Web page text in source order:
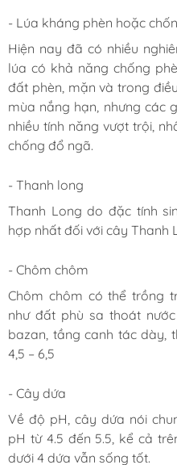
- Lúa kháng phèn hoặc
Hiện nay đã có nhiều
lúa có khả năng chống
đất phèn, mặn và trong
mùa nắng hạn, nhưng các
nhiều tính năng vượt trội,
chống đổ ngã.
- Thanh long
Thanh Long do đặc tính
hợp nhất đối với cây Thanh
- Chôm chôm
Chôm chôm có thể trồng
như đất phù sa thoát
bazan, tầng canh tác dày,
4,5 – 6,5
- Cây dứa
Về độ pH, cây dứa nói
pH từ 4.5 đến 5.5, kể cả
dưới 4 dứa vẫn sống tốt.